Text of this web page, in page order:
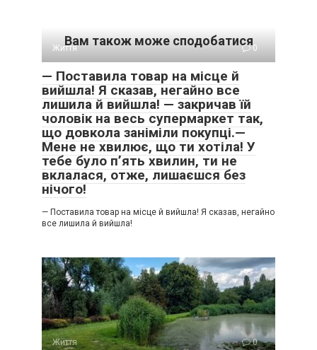
Вам також може сподобатися
Життя 0
— Поставила товар на місце й
вийшла! Я сказав, негайно все
лишила й вийшла! — закричав їй
чоловік на весь супермаркет так,
що довкола заніміли покупці.—
Мене не хвилює, що ти хотіла! У
тебе було п’ять хвилин, ти не
вклалася, отже, лишаєшся без
нічого!
— Поставила товар на місце й вийшла! Я сказав, негайно
все лишила й вийшла!
Життя 0